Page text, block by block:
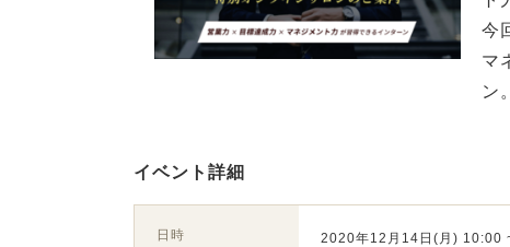
今
マ
ン。
イベント詳細
日時 2020年12月14日(月) 10:00